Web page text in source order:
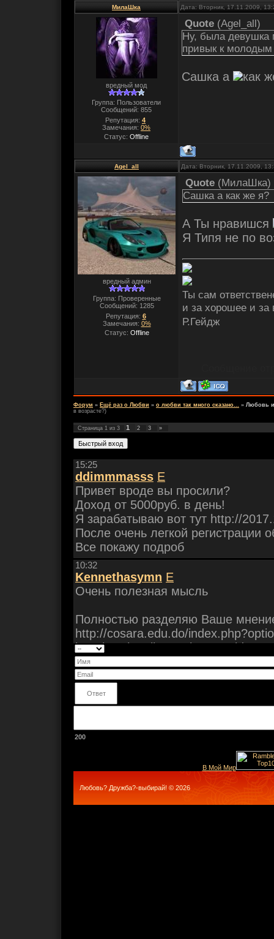
МилаШка Дата: Вторник, 17.11.2009,
вредный мод
Группа: Пользователи
Сообщений: 855
Репутация: 4
Замечания: 0%
Статус: Offline
Quote (Agel_all)
Ну, была девушка
привык к
Сашка а как
Agel_all Дата: Вторник, 17.11.2009,
вредный админ
Группа: Проверенные
Сообщений: 1285
Репутация: 6
Замечания: 0%
Статус: Offline
Quote (МилаШка)
Сашка а как же я?
А Ты нравишся
Я Типя не по
Ты сам
и за хорошее и за
Р.Гейдж
Форум » Ещё раз о Любви » о любви так много сказано... » Любовь и
в возрасте?)
Страница 1 из 3 1 2 3 »
200
В Мой Мир
Любовь? Дружба?-выбирай! © 2026